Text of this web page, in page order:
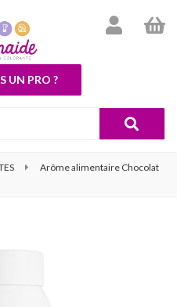
UN PRO ?
Arôme alimentaire Chocolat